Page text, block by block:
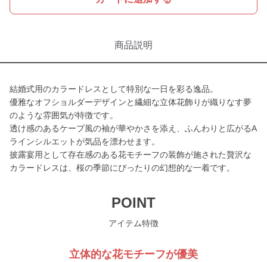
商品説明
結婚式用のカラードレスとして特別な一日を彩る逸品。
優雅なオフショルダーデザインと繊細な立体花飾りが織りなす夢
のような雰囲気が特徴です。
透け感のあるケープ風の袖が華やかさを添え、ふんわりと広がるA
ラインシルエットが気品を漂わせます。
披露宴用として存在感のある花モチーフの装飾が施された贅沢な
カラードレスは、桜の季節にぴったりの幻想的な一着です。
POINT
アイテム特徴
立体的な花モチーフが優美